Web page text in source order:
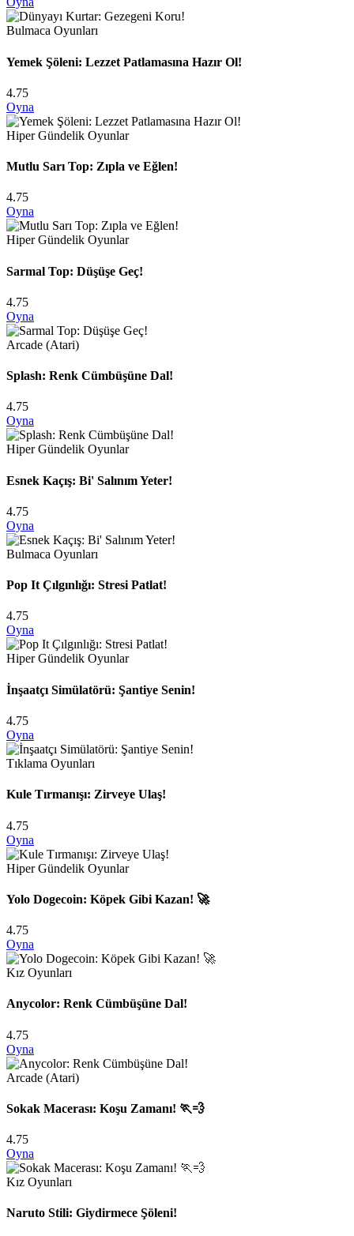
Bulmaca Oyunları
Yemek Şöleni: Lezzet Patlamasına Hazır Ol!
4.75
Oyna
Hiper Gündelik Oyunlar
Mutlu Sarı Top: Zıpla ve Eğlen!
4.75
Oyna
Hiper Gündelik Oyunlar
Sarmal Top: Düşüşe Geç!
4.75
Oyna
Arcade (Atari)
Splash: Renk Cümbüşüne Dal!
4.75
Oyna
Hiper Gündelik Oyunlar
Esnek Kaçış: Bi' Salınım Yeter!
4.75
Oyna
Bulmaca Oyunları
Pop It Çılgınlığı: Stresi Patlat!
4.75
Oyna
Hiper Gündelik Oyunlar
İnşaatçı Simülatörü: Şantiye Senin!
4.75
Oyna
Tıklama Oyunları
Kule Tırmanışı: Zirveye Ulaş!
4.75
Oyna
Hiper Gündelik Oyunlar
Yolo Dogecoin: Köpek Gibi Kazan! 🚀
4.75
Oyna
Kız Oyunları
Anycolor: Renk Cümbüşüne Dal!
4.75
Oyna
Arcade (Atari)
Sokak Macerası: Koşu Zamanı! 🏃💨
4.75
Oyna
Kız Oyunları
Naruto Stili: Giydirmece Şöleni!